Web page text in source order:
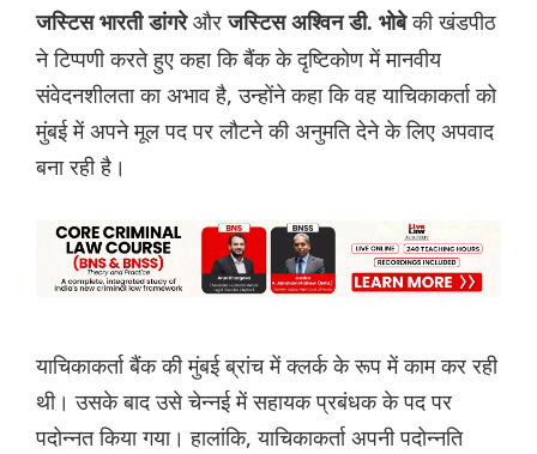
जस्टिस भारती डांगरेऔरजस्टिस अश्विन डी. भोबेकी खंडपीठ
ने टिप्पणी करते हुए कहा कि बैंक के दृष्टिकोण में मानवीय
संवेदनशीलता का अभाव है, उन्होंने कहा कि वह याचिकाकर्ता को
मुंबई में अपने मूल पद पर लौटने की अनुमति देने के लिए अपवाद
बना रही है।
याचिकाकर्ता बैंक की मुंबई ब्रांच में क्लर्क के रूप में काम कर रही
थी। उसके बाद उसे चेन्नई में सहायक प्रबंधक के पद पर
पदोन्नत किया गया। हालांकि, याचिकाकर्ता अपनी पदोन्नति